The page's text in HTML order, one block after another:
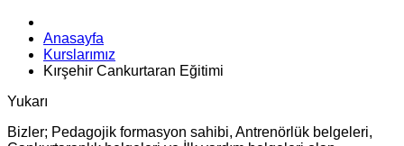
Anasayfa
Kurslarımız
Kırşehir Cankurtaran Eğitimi
Yukarı
Bizler; Pedagojik formasyon sahibi, Antrenörlük belgeleri,